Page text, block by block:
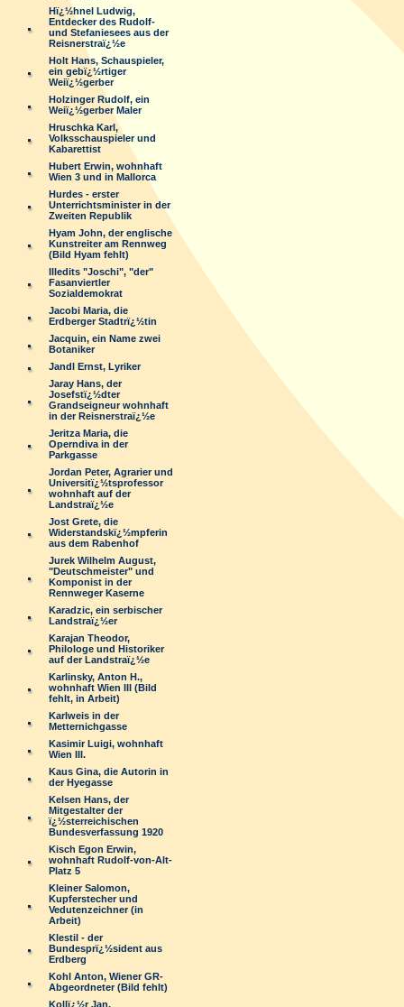
Hï¿½hnel Ludwig,
Entdecker des Rudolf-
und Stefaniesees aus der
Reisnerstraï¿½e
Holt Hans, Schauspieler,
ein gebï¿½rtiger
Weiï¿½gerber
Holzinger Rudolf, ein
Weiï¿½gerber Maler
Hruschka Karl,
Volksschauspieler und
Kabarettist
Hubert Erwin, wohnhaft
Wien 3 und in Mallorca
Hurdes - erster
Unterrichtsminister in der
Zweiten Republik
Hyam John, der englische
Kunstreiter am Rennweg
(Bild Hyam fehlt)
Illedits "Joschi", "der"
Fasanviertler
Sozialdemokrat
Jacobi Maria, die
Erdberger Stadtrï¿½tin
Jacquin, ein Name zwei
Botaniker
Jandl Ernst, Lyriker
Jaray Hans, der
Josefstï¿½dter
Grandseigneur wohnhaft
in der Reisnerstraï¿½e
Jeritza Maria, die
Operndiva in der
Parkgasse
Jordan Peter, Agrarier und
Universitï¿½tsprofessor
wohnhaft auf der
Landstraï¿½e
Jost Grete, die
Widerstandskï¿½mpferin
aus dem Rabenhof
Jurek Wilhelm August,
"Deutschmeister" und
Komponist in der
Rennweger Kaserne
Karadzic, ein serbischer
Landstraï¿½er
Karajan Theodor,
Philologe und Historiker
auf der Landstraï¿½e
Karlinsky, Anton H.,
wohnhaft Wien III (Bild
fehlt, in Arbeit)
Karlweis in der
Metternichgasse
Kasimir Luigi, wohnhaft
Wien III.
Kaus Gina, die Autorin in
der Hyegasse
Kelsen Hans, der
Mitgestalter der
ï¿½sterreichischen
Bundesverfassung 1920
Kisch Egon Erwin,
wohnhaft Rudolf-von-Alt-
Platz 5
Kleiner Salomon,
Kupferstecher und
Vedutenzeichner (in
Arbeit)
Klestil - der
Bundesprï¿½sident aus
Erdberg
Kohl Anton, Wiener GR-
Abgeordneter (Bild fehlt)
Kollï¿½r Jan,